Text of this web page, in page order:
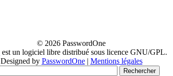
© 2026 PasswordOne
est un logiciel libre distribué sous licence GNU/GPL.
Designed by PasswordOne| Mentions légales